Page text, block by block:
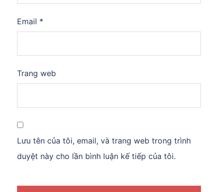
Email *
Trang web
Lưu tên của tôi, email, và trang web trong trình
duyệt này cho lần bình luận kế tiếp của tôi.